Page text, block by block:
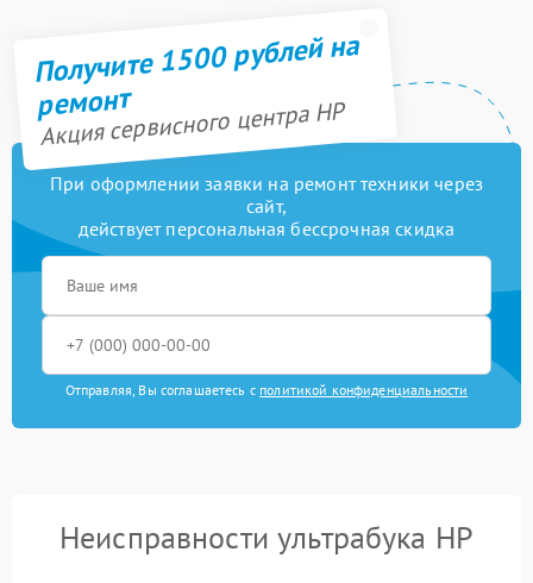
Получите 1500 рублей на
ремонт
Акция сервисного центра HP
При оформлении заявки на ремонт техники через
сайт,
действует персональная бессрочная скидка
Отправляя, Вы соглашаетесь с политикой конфиденциальности
Неисправности ультрабука HP